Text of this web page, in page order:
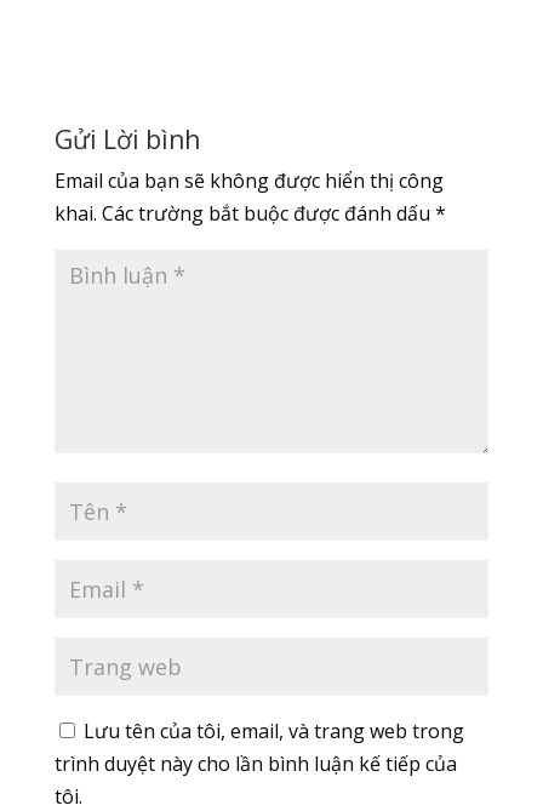
Gửi Lời bình
Email của bạn sẽ không được hiển thị công
khai. Các trường bắt buộc được đánh dấu *
Lưu tên của tôi, email, và trang web trong
trình duyệt này cho lần bình luận kế tiếp của
tôi.